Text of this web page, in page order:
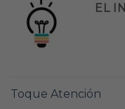
EL
Toque Atención